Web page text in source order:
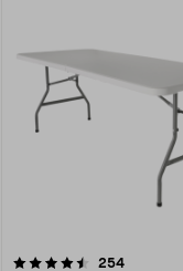
254arvostelut
4.5viidestä